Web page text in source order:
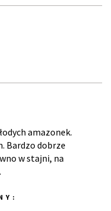
amazonek.
Bardzo dobrze
w stajni, na